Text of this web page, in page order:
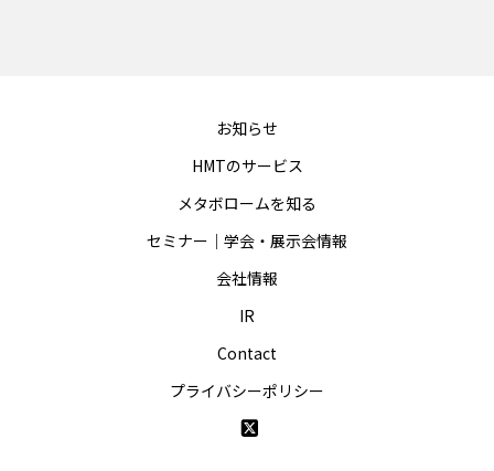
お知らせ
HMTのサービス
メタボロームを知る
セミナー｜学会・展示会情報
会社情報
IR
Contact
プライバシーポリシー